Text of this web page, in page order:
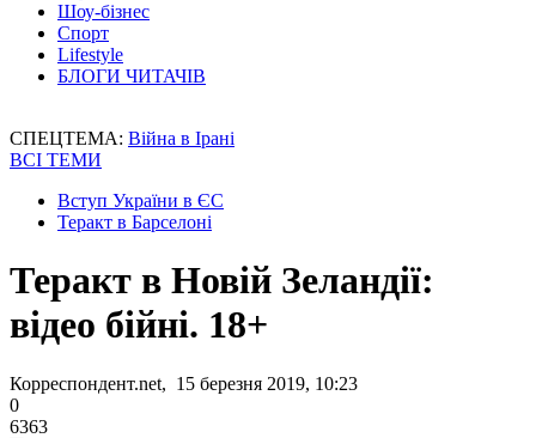
Шоу-бізнес
Спорт
Lifestyle
БЛОГИ ЧИТАЧІВ
СПЕЦТЕМА: Війна в Ірані
ВСІ ТЕМИ
Вступ України в ЄС
Теракт в Барселоні
Теракт в Новій Зеландії:
відео бійні. 18+
Корреспондент.net, 15 березня 2019, 10:23
0
6363